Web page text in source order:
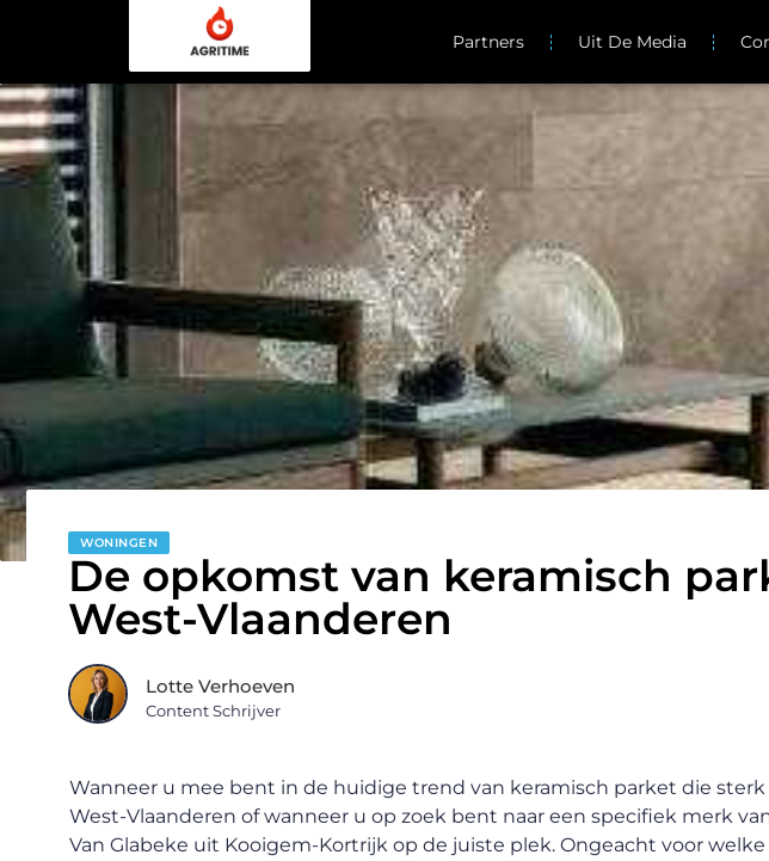
Partners Uit De Media
WONINGEN
De opkomst van keramisch
West-Vlaanderen
Lotte Verhoeven
Content Schrijver
Wanneer u mee bent in de huidige trend van keramisch parket die
West-Vlaanderen of wanneer u op zoek bent naar een specifiek merk
Van Glabeke uit Kooigem-Kortrijk op de juiste plek. Ongeacht voor